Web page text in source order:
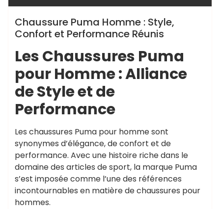
Chaussure Puma Homme : Style,
Confort et Performance Réunis
Les Chaussures Puma
pour Homme : Alliance
de Style et de
Performance
Les chaussures Puma pour homme sont
synonymes d’élégance, de confort et de
performance. Avec une histoire riche dans le
domaine des articles de sport, la marque Puma
s’est imposée comme l’une des références
incontournables en matière de chaussures pour
hommes.